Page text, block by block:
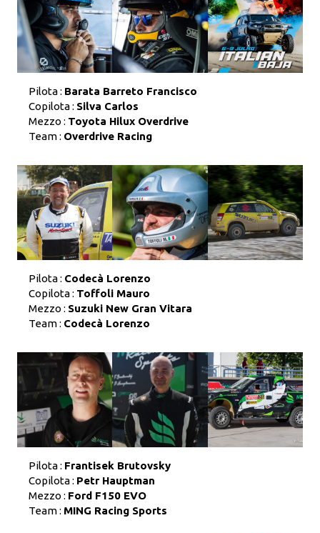
Pilota : Barata Barreto Francisco
Copilota : Silva Carlos
Mezzo : Toyota Hilux Overdrive
Team : Overdrive Racing
Pilota : Codecà Lorenzo
Copilota : Toffoli Mauro
Mezzo : Suzuki New Gran Vitara
Team : Codecà Lorenzo
Pilota : Frantisek Brutovsky
Copilota : Petr Hauptman
Mezzo : Ford F150 EVO
Team : MING Racing Sports